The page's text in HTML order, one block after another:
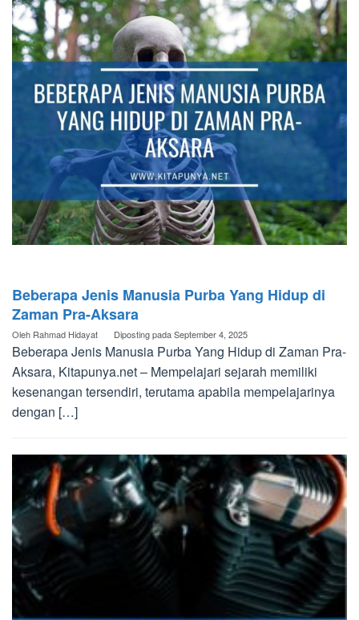
Beberapa Jenis Manusia Purba Yang Hidup di
Zaman Pra-Aksara
Oleh Rahmad Hidayat Diposting padaSeptember 4, 2025
Beberapa Jenis Manusia Purba Yang Hidup di Zaman Pra-
Aksara, Kitapunya.net – Mempelajari sejarah memiliki
kesenangan tersendiri, terutama apabila mempelajarinya
dengan […]